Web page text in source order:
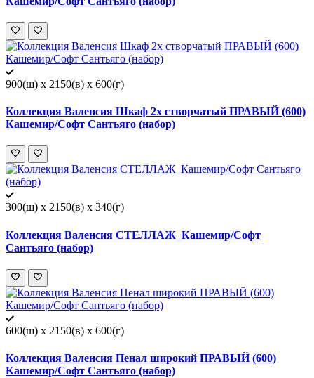
900(ш) x 2150(в) x 600(г)
Коллекция Валенсия Шкаф 2х створчатый ПРАВЫЙ (600)
Кашемир/Софт Сантьяго (набор)
300(ш) x 2150(в) x 340(г)
Коллекция Валенсия СТЕЛЛАЖ_Кашемир/Софт
Сантьяго (набор)
600(ш) x 2150(в) x 600(г)
Коллекция Валенсия Пенал широкий ПРАВЫЙ (600)
Кашемир/Софт Сантьяго (набор)